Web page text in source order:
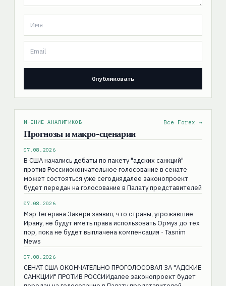
МНЕНИЕ АНАЛИТИКОВ
Прогнозы и макро-сценарии
Все Forex →
07.08.2026
В США начались дебаты по пакету "адских санкций"
против Россииокончательное голосование в сенате
может состояться уже сегоднядалее законопроект
будет передан на голосование в Палату представителей
07.08.2026
Мэр Тегерана Закери заявил, что страны, угрожавшие
Ирану, не будут иметь права использовать Ормуз до тех
пор, пока не будет выплачена компенсация - Tasnim
News
07.08.2026
СЕНАТ США ОКОНЧАТЕЛЬНО ПРОГОЛОСОВАЛ ЗА "АДСКИЕ
САНКЦИИ" ПРОТИВ РОССИИдалее законопроект будет